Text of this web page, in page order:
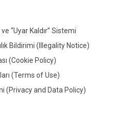
“Uyar Kaldır” Sistemi
Bildirimi (Illegality Notice)
(Cookie Policy)
(Terms of Use)
(Privacy and Data Policy)